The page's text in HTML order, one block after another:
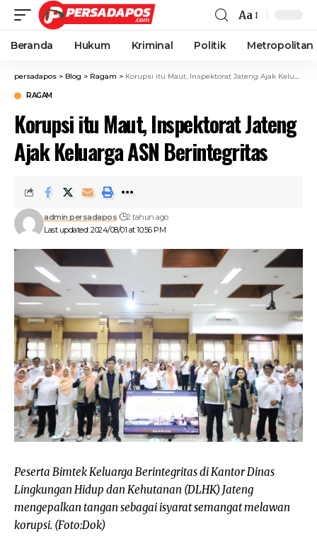
Aa
Beranda Hukum Kriminal Politik Metropolitan
persadapos > Blog > Ragam > Korupsi itu Maut, Inspektorat Jateng Ajak Keluarga ASN Berintegritas
RAGAM
Korupsi itu Maut, Inspektorat Jateng
Ajak Keluarga ASN Berintegritas
Last updated: 2024/08/01 at 10:56 PM
admin persadapos 2 tahun ago
Peserta Bimtek Keluarga Berintegritas di Kantor Dinas
Lingkungan Hidup dan Kehutanan (DLHK) Jateng
mengepalkan tangan sebagai isyarat semangat melawan
korupsi. (Foto:Dok)